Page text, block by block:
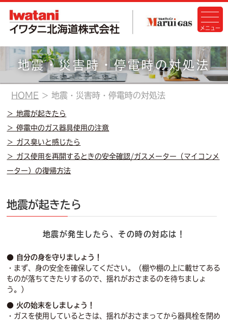
地震・災害時・停電時の対処法
HOME 地震・災害時・停電時の対処法
＞ 地震が起きたら
＞ 停電中のガス器具使用の注意
＞ ガス臭いと感じたら
＞ ガス使用を再開するときの安全確認/ガスメーター（マイコンメ
ーター）の復帰方法
地震が起きたら
地震が発生したら、その時の対応は！
● 自分の身を守りましょう！
・まず、身の安全を確保してください。（棚や棚の上に載せてある
ものが落ちてきたりするので、揺れがおさまるのを待ちましょ
う。）
● 火の始末をしましょう！
・ガスを使用しているときは、揺れがおさまってから器具栓を閉め